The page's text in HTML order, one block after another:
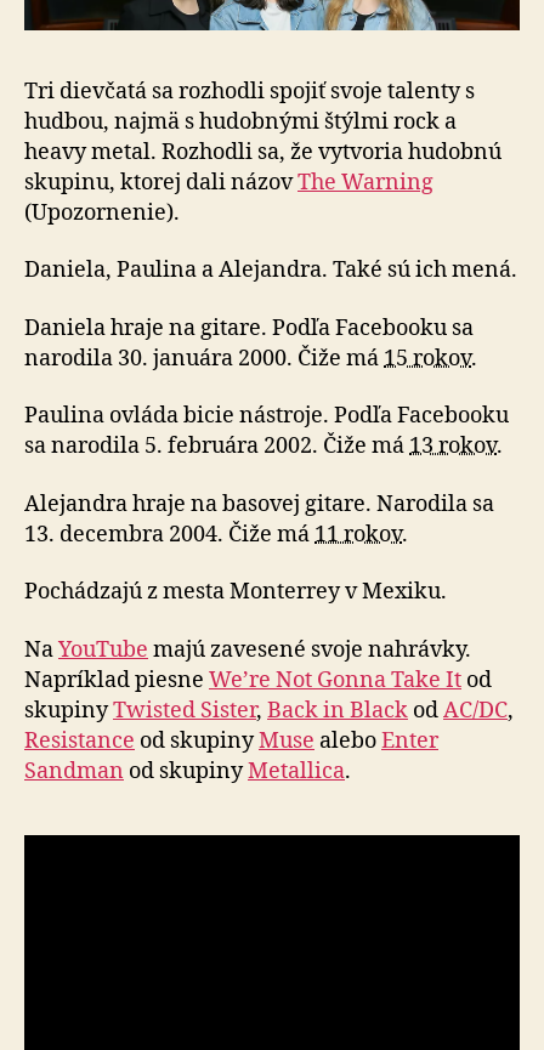
Tri dievčatá sa rozhodli spojiť svoje talenty s
hudbou, najmä s hudobnými štýlmi rock a
heavy metal. Rozhodli sa, že vytvoria hudobnú
skupinu, ktorej dali názovThe Warning
(Upozornenie).
Daniela, Paulina a Alejandra. Také sú ich mená.
Daniela hraje na gitare. Podľa Facebooku sa
narodila 30. januára 2000. Čiže má 15 rokov.
Paulina ovláda bicie nástroje. Podľa Facebooku
sa narodila 5. februára 2002. Čiže má13 rokov.
Alejandra hraje na basovej gitare. Narodila sa
13. decembra 2004. Čiže má 11 rokov.
Pochádzajú z mesta Monterrey v Mexiku.
NaYouTube majú zavesené svoje nahrávky.
Napríklad piesne We’re Not Gonna Take It od
skupinyTwisted Sister, Back in Black odAC/DC,
Resistance od skupinyMuse aleboEnter
Sandman od skupinyMetallica.